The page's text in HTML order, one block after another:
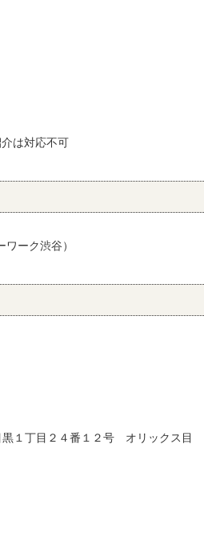
は対応不可
ーク渋谷）
１丁目２４番１２号 オリックス目